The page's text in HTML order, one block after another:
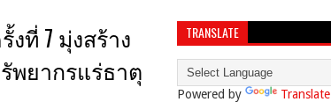
ที่ 7 มุ่งสร้าง
พยากรแร่ธาตุ
TRANSLATE
Powered by Translate